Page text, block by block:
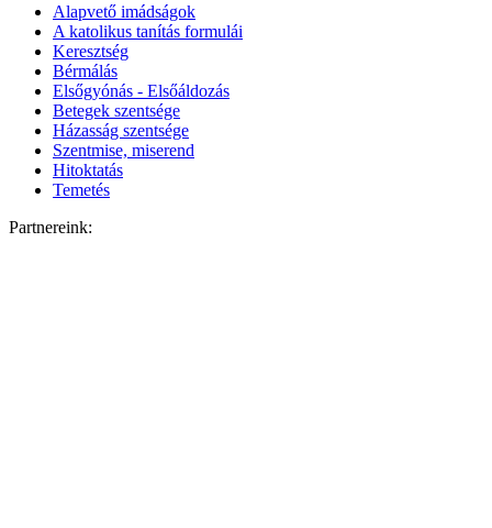
Alapvető imádságok
A katolikus tanítás formulái
Keresztség
Bérmálás
Elsőgyónás - Elsőáldozás
Betegek szentsége
Házasság szentsége
Szentmise, miserend
Hitoktatás
Temetés
Partnereink: